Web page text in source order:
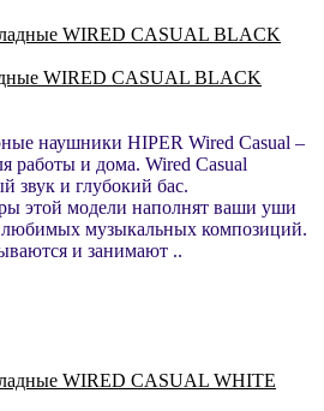
WIRED CASUAL BLACK
наушники HIPER Wired Casual –
работы и дома. Wired Casual
звук и глубокий бас.
этой модели наполнят ваши уши
музыкальных композиций.
и занимают ..